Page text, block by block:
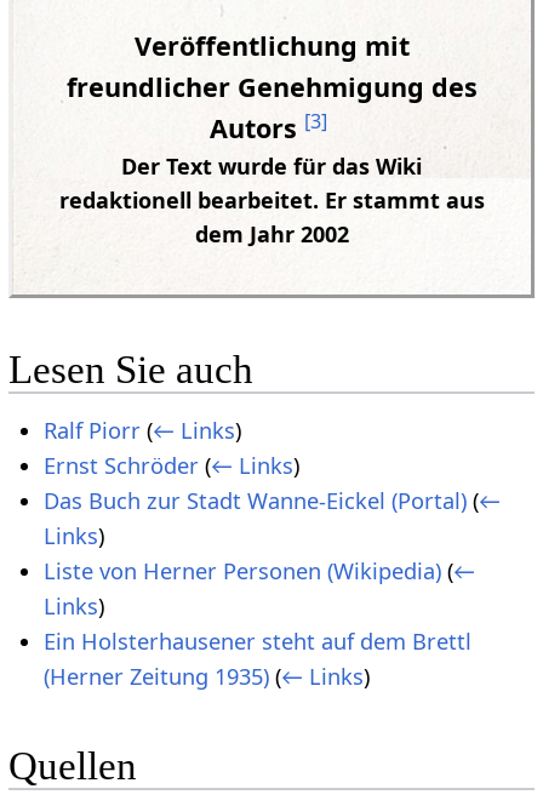
Veröffentlichung mit
freundlicher Genehmigung des
Autors [3]
Der Text wurde für das Wiki
redaktionell bearbeitet. Er stammt aus
dem Jahr 2002
Lesen Sie auch
Ralf Piorr (← Links)
Ernst Schröder (← Links)
Das Buch zur Stadt Wanne-Eickel (Portal) (←
Links)
Liste von Herner Personen (Wikipedia) (←
Links)
Ein Holsterhausener steht auf dem Brettl
(Herner Zeitung 1935) (← Links)
Quellen